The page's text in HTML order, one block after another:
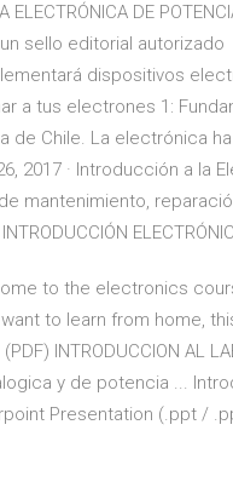
ELECTRÓNICA DE
un sello editorial
dispositivos
a tus electrones 1:
de Chile. La electrónica
2017 · Introducción a la
mantenimiento,
to the electronics
to learn from home, this
(PDF) INTRODUCCION AL
y de potencia ...
Presentation (.ppt /